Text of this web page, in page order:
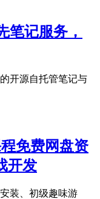
笔记服务，
开源自托管笔记与
免费网盘资
开发
装、初级趣味游